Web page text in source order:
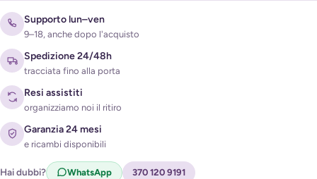
Acconsento al trattamento dei miei dati per ricevere
l'avviso di disponibilità (
Privacy Policy)
Supporto lun–ven
9–18, anche dopo l'acquisto
Spedizione 24/48h
tracciata fino alla porta
Resi assistiti
organizziamo noi il ritiro
Garanzia 24 mesi
e ricambi disponibili
Hai dubbi? WhatsApp 370 120 9191